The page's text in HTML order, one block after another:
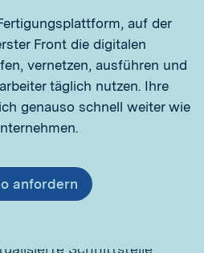
auf der
Front die digitalen
vernetzen, ausführen und
täglich nutzen. Ihre
genauso schnell weiter wie
anfordern